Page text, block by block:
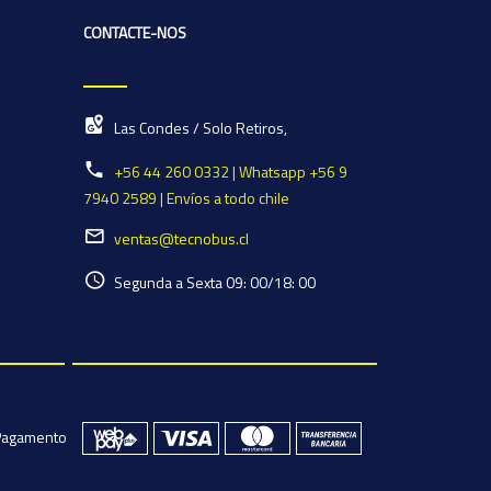
CONTACTE-NOS
Las Condes / Solo Retiros,
+56 44 260 0332 | Whatsapp +56 9
7940 2589 | Envíos a todo chile
ventas@tecnobus.cl
Segunda a Sexta 09: 00/18: 00